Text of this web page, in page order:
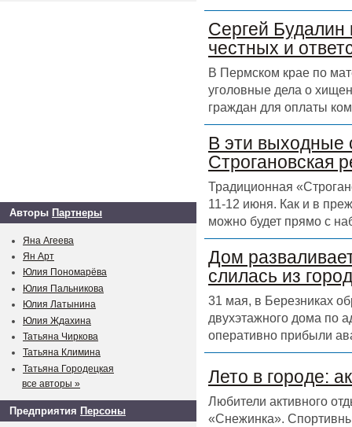
Сергей Будалин
честных и
В Пермском крае по
уголовные дела о
граждан для оплаты
В эти выходные
Строгановская
Традиционная
11-12 июня. Как и в
можно будет прямо с
Дом
слилась из
31 мая, в Березниках
двухэтажного дома по
оперативно прибыли
Лето в городе:
Любители активного
«Снежинка».
Авторы Партнеры
Яна Агеева
Ян Арт
Юлия Пономарёва
Юлия Пальникова
Юлия Латынина
Юлия Ждахина
Татьяна Чиркова
Татьяна Климина
Татьяна Городецкая
все авторы »
Предприятия Персоны